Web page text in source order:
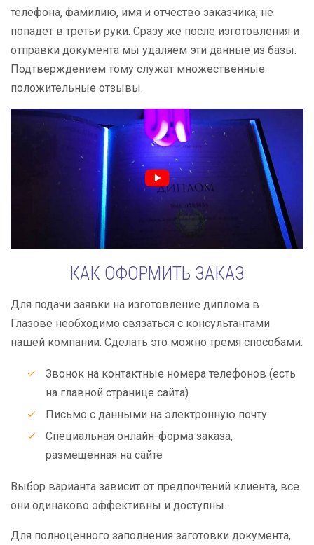
телефона, фамилию, имя и отчество заказчика, не
попадет в третьи руки. Сразу же после изготовления и
отправки документа мы удаляем эти данные из базы.
Подтверждением тому служат множественные
положительные отзывы.
КАК ОФОРМИТЬ ЗАКАЗ
Для подачи заявки на изготовление диплома в
Глазове необходимо связаться с консультантами
нашей компании. Сделать это можно тремя способами:
Звонок на контактные номера телефонов (есть
на главной странице сайта)
Письмо с данными на электронную почту
Специальная онлайн-форма заказа,
размещенная на сайте
Выбор варианта зависит от предпочтений клиента, все
они одинаково эффективны и доступны.
Для полноценного заполнения заготовки документа,